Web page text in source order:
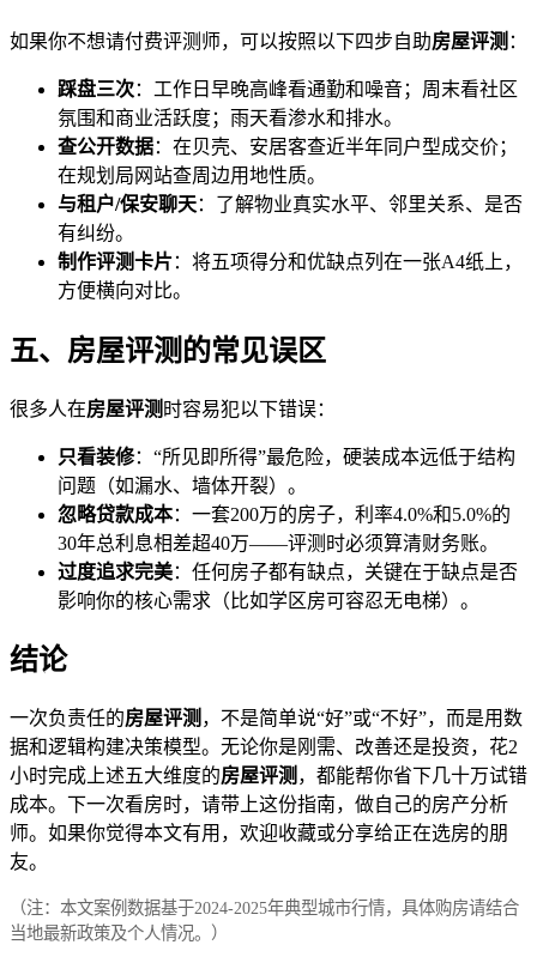
如果你不想请付费评测师，可以按照以下四步自助房屋评测 ：
踩盘三次：工作日早晚高峰看通勤和噪音；周末看社区
氛围和商业活跃度；雨天看渗水和排水。
查公开数据：在贝壳、安居客查近半年同户型成交价；
在规划局网站查周边用地性质。
与租户/保安聊天：了解物业真实水平、邻里关系、是否
有纠纷。
制作评测卡片：将五项得分和优缺点列在一张A4纸上，
方便横向对比。
五、房屋评测的常见误区
很多人在房屋评测 时容易犯以下错误：
只看装修：“所见即所得”最危险，硬装成本远低于结构
问题（如漏水、墙体开裂）。
忽略贷款成本：一套200万的房子，利率4.0%和5.0%的
30年总利息相差超40万——评测时必须算清财务账。
过度追求完美：任何房子都有缺点，关键在于缺点是否
影响你的核心需求（比如学区房可容忍无电梯）。
结论
一次负责任的房屋评测 ，不是简单说“好”或“不好”，而是用数
据和逻辑构建决策模型。无论你是刚需、改善还是投资，花2
小时完成上述五大维度的房屋评测 ，都能帮你省下几十万试错
成本。下一次看房时，请带上这份指南，做自己的房产分析
师。如果你觉得本文有用，欢迎收藏或分享给正在选房的朋
友。
（注：本文案例数据基于2024-2025年典型城市行情，具体购房请结合
当地最新政策及个人情况。）